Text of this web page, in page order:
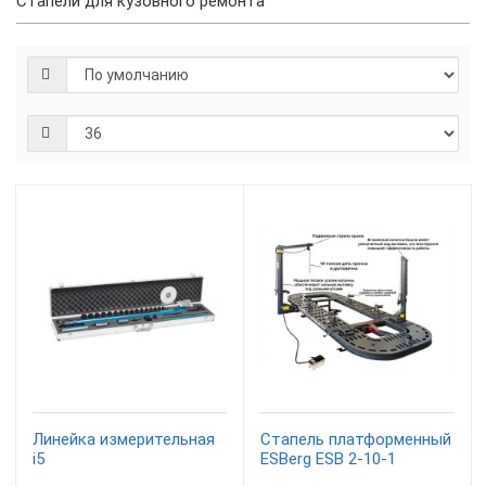
Линейка измерительная
i5
Стапель платформенный
ESBerg ESB 2-10-1